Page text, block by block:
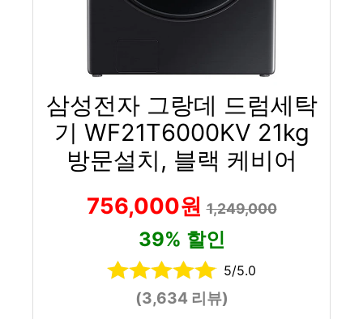
삼성전자 그랑데 드럼세탁
기 WF21T6000KV 21kg
방문설치, 블랙 케비어
756,000원1,249,000
39% 할인
5/5.0
(3,634 리뷰)